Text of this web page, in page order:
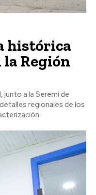
histórica
la Región
junto a la Seremi de
regionales de los